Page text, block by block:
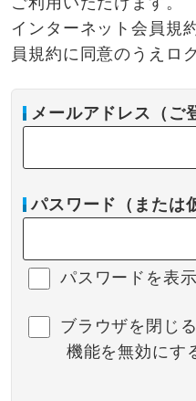
インターネット会員規
員規約に同意のうえロ
メールアドレス（ご
パスワード（または
パスワードを表
ブラウザを閉じ
機能を無効にす